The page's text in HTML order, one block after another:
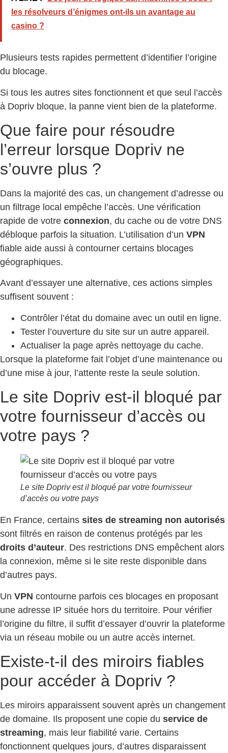
les résolveurs d’énigmes ont-ils un avantage au
casino ?
Plusieurs tests rapides permettent d’identifier l’origine
du blocage.
Si tous les autres sites fonctionnent et que seul l’accès
à Dopriv bloque, la panne vient bien de la plateforme.
Que faire pour résoudre
l’erreur lorsque Dopriv ne
s’ouvre plus ?
Dans la majorité des cas, un changement d’adresse ou
un filtrage local empêche l’accès. Une vérification
rapide de votre connexion, du cache ou de votre DNS
débloque parfois la situation. L’utilisation d’un VPN
fiable aide aussi à contourner certains blocages
géographiques.
Avant d’essayer une alternative, ces actions simples
suffisent souvent :
Contrôler l’état du domaine avec un outil en ligne.
Tester l’ouverture du site sur un autre appareil.
Actualiser la page après nettoyage du cache.
Lorsque la plateforme fait l’objet d’une maintenance ou
d’une mise à jour, l’attente reste la seule solution.
Le site Dopriv est-il bloqué par
votre fournisseur d’accès ou
votre pays ?
Le site Dopriv est il bloqué par votre fournisseur
d’accès ou votre pays
En France, certains sites de streaming non autorisés
sont filtrés en raison de contenus protégés par les
droits d’auteur. Des restrictions DNS empêchent alors
la connexion, même si le site reste disponible dans
d’autres pays.
Un VPN contourne parfois ces blocages en proposant
une adresse IP située hors du territoire. Pour vérifier
l’origine du filtre, il suffit d’essayer d’ouvrir la plateforme
via un réseau mobile ou un autre accès internet.
Existe-t-il des miroirs fiables
pour accéder à Dopriv ?
Les miroirs apparaissent souvent après un changement
de domaine. Ils proposent une copie du service de
streaming, mais leur fiabilité varie. Certains
fonctionnent quelques jours, d’autres disparaissent